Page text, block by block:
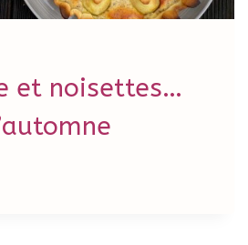
et noisettes…